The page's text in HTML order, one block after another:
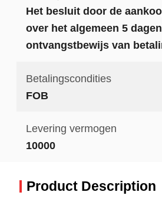
Het besluit door de
over het algemeen 5
ontvangstbewijs van
Betalingscondities
FOB
Levering vermogen
10000
Product Description